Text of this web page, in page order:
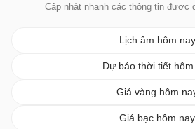
Cập nhật nhanh các thông tin được
Lịch âm hôm nay
Dự báo thời tiết
Giá vàng hôm
Giá bạc hôm nay